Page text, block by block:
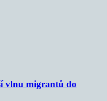
vlnu migrantů do